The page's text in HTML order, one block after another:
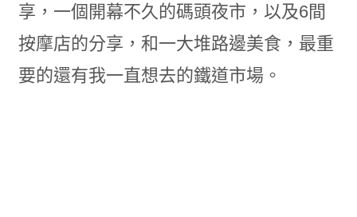
享，一個開幕不久的碼頭夜市，以及6間
按摩店的分享，和一大堆路邊美食，最重
要的還有我一直想去的鐵道市場。